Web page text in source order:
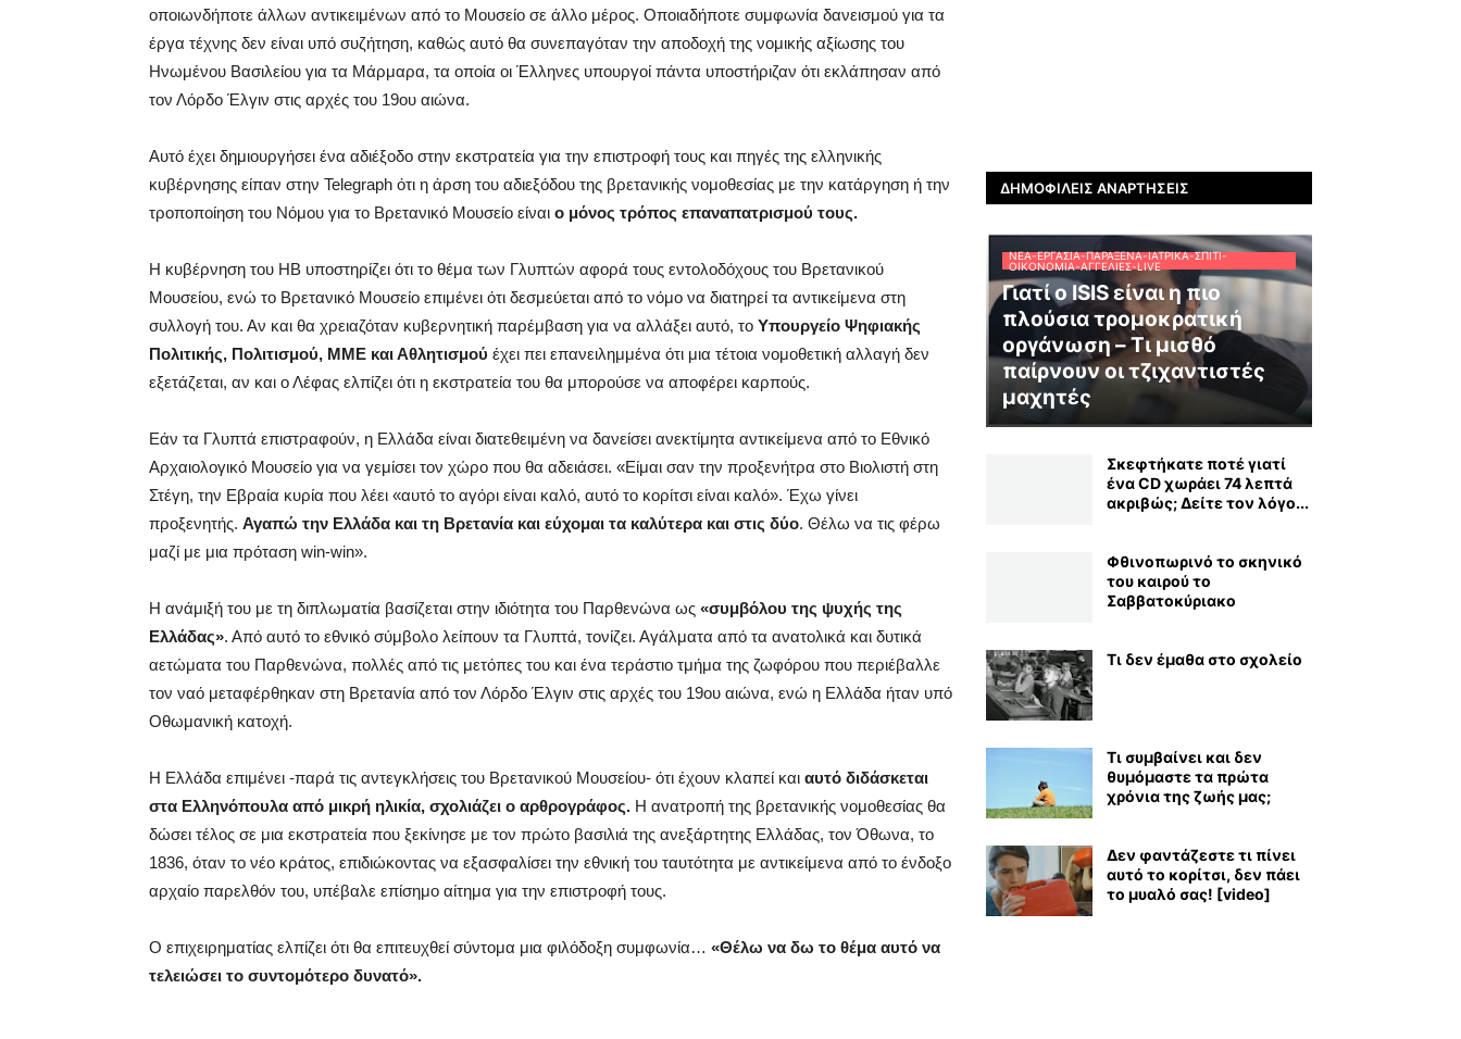
οποιωνδήποτε άλλων αντικειμένων από το Μουσείο σε άλλο μέρος. Οποιαδήποτε συμφωνία δανεισμού για τα
έργα τέχνης δεν είναι υπό συζήτηση, καθώς αυτό θα συνεπαγόταν την αποδοχή της νομικής αξίωσης του
Ηνωμένου Βασιλείου για τα Μάρμαρα, τα οποία οι Έλληνες υπουργοί πάντα υποστήριζαν ότι εκλάπησαν από
τον Λόρδο Έλγιν στις αρχές του 19ου αιώνα.
Αυτό έχει δημιουργήσει ένα αδιέξοδο στην εκστρατεία για την επιστροφή τους και πηγές της ελληνικής
κυβέρνησης είπαν στην Telegraph ότι η άρση του αδιεξόδου της βρετανικής νομοθεσίας με την κατάργηση ή την
τροποποίηση του Νόμου για το Βρετανικό Μουσείο είναι ο μόνος τρόπος επαναπατρισμού τους.
Η κυβέρνηση του ΗΒ υποστηρίζει ότι το θέμα των Γλυπτών αφορά τους εντολοδόχους του Βρετανικού
Μουσείου, ενώ το Βρετανικό Μουσείο επιμένει ότι δεσμεύεται από το νόμο να διατηρεί τα αντικείμενα στη
συλλογή του. Αν και θα χρειαζόταν κυβερνητική παρέμβαση για να αλλάξει αυτό, το Υπουργείο Ψηφιακής
Πολιτικής, Πολιτισμού, ΜΜΕ και Αθλητισμού έχει πει επανειλημμένα ότι μια τέτοια νομοθετική αλλαγή δεν
εξετάζεται, αν και ο Λέφας ελπίζει ότι η εκστρατεία του θα μπορούσε να αποφέρει καρπούς.
Εάν τα Γλυπτά επιστραφούν, η Ελλάδα είναι διατεθειμένη να δανείσει ανεκτίμητα αντικείμενα από το Εθνικό
Αρχαιολογικό Μουσείο για να γεμίσει τον χώρο που θα αδειάσει. «Είμαι σαν την προξενήτρα στο Βιολιστή στη
Στέγη, την Εβραία κυρία που λέει «αυτό το αγόρι είναι καλό, αυτό το κορίτσι είναι καλό». Έχω γίνει
προξενητής. Αγαπώ την Ελλάδα και τη Βρετανία και εύχομαι τα καλύτερα και στις δύο. Θέλω να τις φέρω
μαζί με μια πρόταση win-win».
Η ανάμιξή του με τη διπλωματία βασίζεται στην ιδιότητα του Παρθενώνα ως «συμβόλου της ψυχής της
Ελλάδας». Από αυτό το εθνικό σύμβολο λείπουν τα Γλυπτά, τονίζει. Αγάλματα από τα ανατολικά και δυτικά
αετώματα του Παρθενώνα, πολλές από τις μετόπες του και ένα τεράστιο τμήμα της ζωφόρου που περιέβαλλε
τον ναό μεταφέρθηκαν στη Βρετανία από τον Λόρδο Έλγιν στις αρχές του 19ου αιώνα, ενώ η Ελλάδα ήταν υπό
Οθωμανική κατοχή.
Η Ελλάδα επιμένει -παρά τις αντεγκλήσεις του Βρετανικού Μουσείου- ότι έχουν κλαπεί και αυτό διδάσκεται
στα Ελληνόπουλα από μικρή ηλικία, σχολιάζει ο αρθρογράφος. Η ανατροπή της βρετανικής νομοθεσίας θα
δώσει τέλος σε μια εκστρατεία που ξεκίνησε με τον πρώτο βασιλιά της ανεξάρτητης Ελλάδας, τον Όθωνα, το
1836, όταν το νέο κράτος, επιδιώκοντας να εξασφαλίσει την εθνική του ταυτότητα με αντικείμενα από το ένδοξο
αρχαίο παρελθόν του, υπέβαλε επίσημο αίτημα για την επιστροφή τους.
Ο επιχειρηματίας ελπίζει ότι θα επιτευχθεί σύντομα μια φιλόδοξη συμφωνία… «Θέλω να δω το θέμα αυτό να
τελειώσει το συντομότερο δυνατό».
ΔΗΜΟΦΙΛΕΊΣ ΑΝΑΡΤΉΣΕΙΣ
ΝΈΑ-ΕΡΓΑΣΊΑ-ΠΑΡΆΞΕΝΑ-ΙΑΤΡΙΚΆ-ΣΠΊΤΙ-
ΟΙΚΟΝΟΜΊΑ-ΑΓΓΕΛΊΕΣ-LIVE
Γιατί ο ISIS είναι η πιο
πλούσια τρομοκρατική
οργάνωση – Τι μισθό
παίρνουν οι τζιχαντιστές
μαχητές
Σκεφτήκατε ποτέ γιατί
ένα CD χωράει 74 λεπτά
ακριβώς; Δείτε τον λόγο...
Φθινοπωρινό το σκηνικό
του καιρού το
Σαββατοκύριακο
Τι δεν έμαθα στο σχολείο
Τι συμβαίνει και δεν
θυμόμαστε τα πρώτα
χρόνια της ζωής μας;
Δεν φαντάζεστε τι πίνει
αυτό το κορίτσι, δεν πάει
το μυαλό σας! [video]